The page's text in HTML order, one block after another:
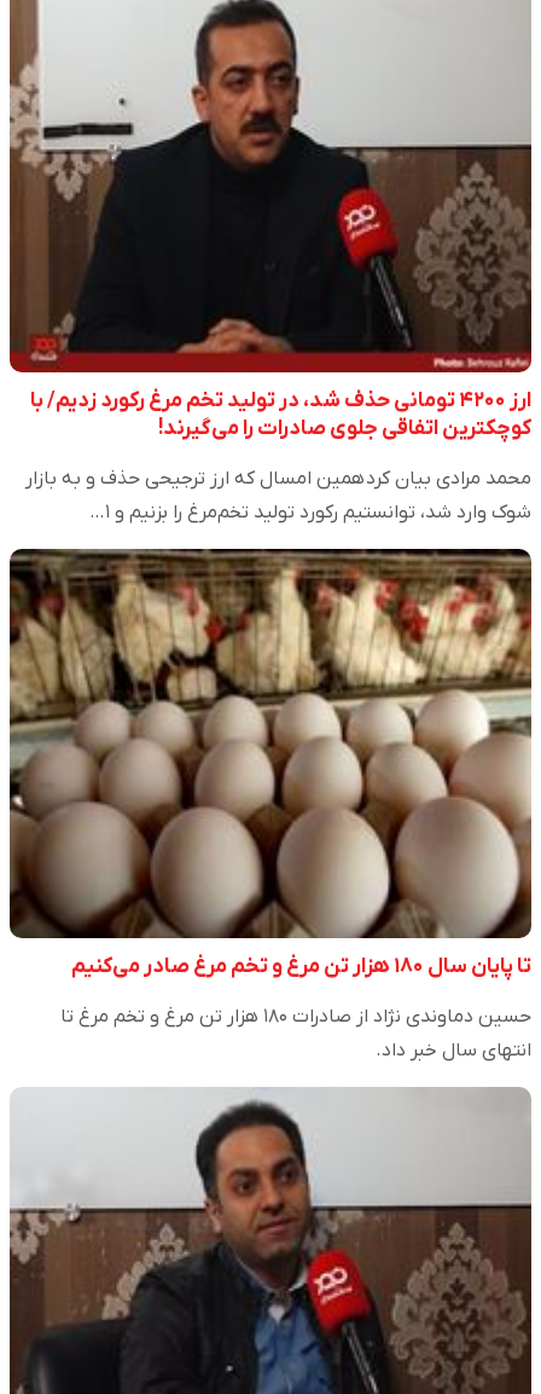
ارز ۴۲۰۰ تومانی حذف شد، در تولید تخم مرغ رکورد زدیم/ با
کوچکترین اتفاقی جلوی صادرات را می‌گیرند!
محمد مرادی بیان کرد همین امسال که ارز ترجیحی حذف و به بازار
شوک وارد شد، توانستیم رکورد تولید تخم‌مرغ را بزنیم و ۱…
تا پایان سال ۱۸۰ هزار تن مرغ و تخم مرغ صادر می‌کنیم
حسین دماوندی نژاد از صادرات ۱۸۰ هزار تن مرغ و تخم مرغ تا
انتهای سال خبر داد.